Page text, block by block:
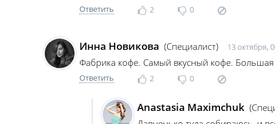
Ответить 2 0
Инна Новикова (Специалист) 13 октября,
Фабрика кофе. Самый вкусный кофе.
Ответить 2 0
Anastasia Maximchuk